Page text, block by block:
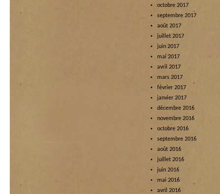
octobre 2017
septembre 2017
août 2017
juillet 2017
juin 2017
mai 2017
avril 2017
mars 2017
février 2017
janvier 2017
décembre 2016
novembre 2016
octobre 2016
septembre 2016
août 2016
juillet 2016
juin 2016
mai 2016
avril 2016